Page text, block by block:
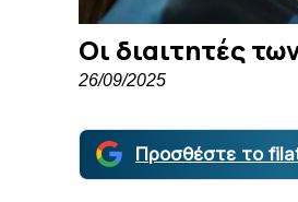
Οι διαιτητές
26/09/2025
Προσθέστε το